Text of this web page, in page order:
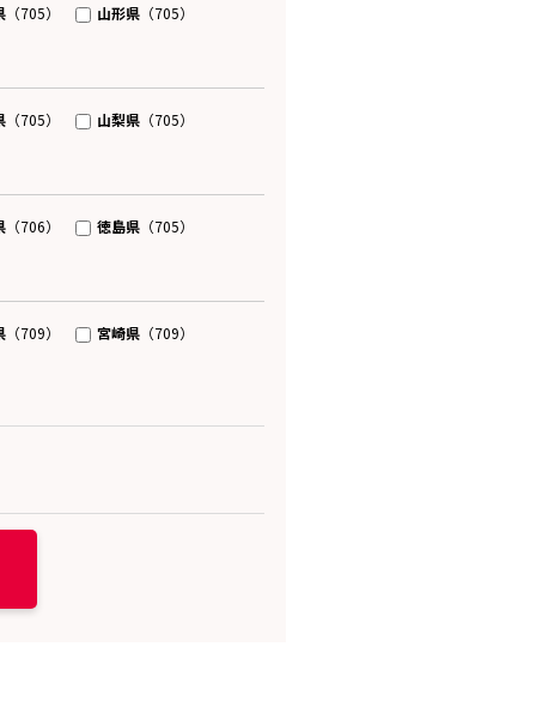
（705） 山形県（705）
（705） 山梨県（705）
（706） 徳島県（705）
（709） 宮崎県（709）